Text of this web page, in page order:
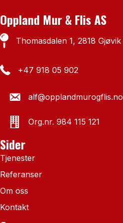
Oppland Mur & Flis AS
Thomasdalen 1, 2818 Gjøvik
+47 918 05 902‬
alf@opplandmurogflis.no
Org.nr. 984 115 121
Sider
Tjenester
Referanser
Om oss
Kontakt